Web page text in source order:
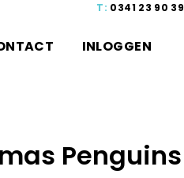
T: 0341 23 90 39
INLOGGEN
Penguins